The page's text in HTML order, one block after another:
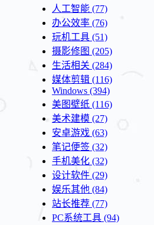
人工智能 (77)
办公效率 (76)
玩机工具 (51)
摄影修图 (205)
生活相关 (284)
媒体剪辑 (116)
Windows (394)
美图壁纸 (116)
美术建模 (27)
安卓游戏 (63)
笔记便签 (32)
手机美化 (32)
设计软件 (29)
娱乐其他 (84)
站长推荐 (77)
PC系统工具 (94)